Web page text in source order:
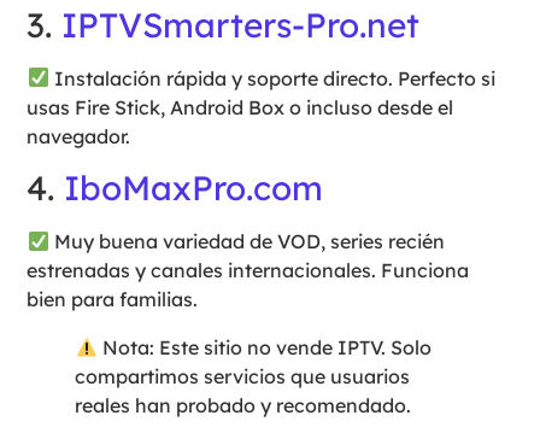
3. IPTVSmarters-Pro.net
Instalación rápida y soporte directo. Perfecto si
usas Fire Stick, Android Box o incluso desde el
navegador.
4. IboMaxPro.com
Muy buena variedad de VOD, series recién
estrenadas y canales internacionales. Funciona
bien para familias.
Nota: Este sitio no vende IPTV. Solo
compartimos servicios que usuarios
reales han probado y recomendado.